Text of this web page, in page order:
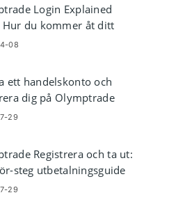
Login Explained
Hur du kommer åt ditt
och snabbt
08
ett handelskonto och
dig på Olymptrade
29
Registrera och ta ut:
steg utbetalningsguide
29